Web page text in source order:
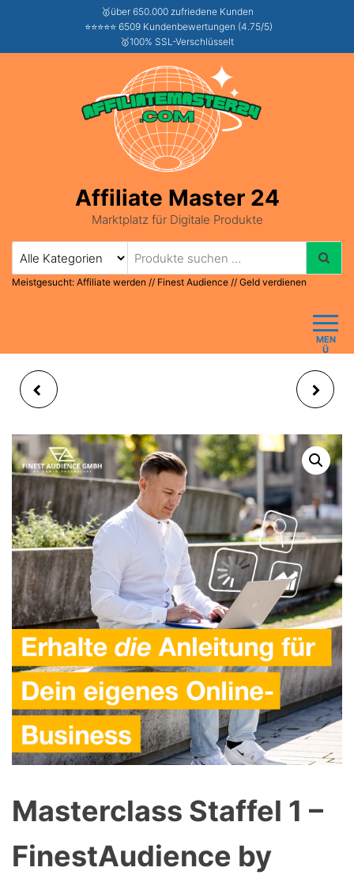
🥇über 650.000 zufriedene Kunden
⭐⭐⭐⭐⭐ 6509 Kundenbewertungen (4.75/5)
🥇100% SSL-Verschlüsselt
Affiliate Master 24
Marktplatz für Digitale Produkte
Meistgesucht: Affiliate werden // Finest Audience // Geld verdienen
MEN
Ü
AUF FACEBOOK UND
INSTAGRAM
Masterclass Staffel 1 –
FinestAudience by